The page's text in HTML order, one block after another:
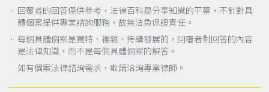
． 回覆者的回答僅供參考，法律百科是分享知識的平臺，不針對具
體個案提供專業諮詢服務，故無法負保證責任。
． 每個具體個案是獨特、複雜、持續發展的，回覆者對回答的內容
是法律知識，而不是每個具體個案的解答。
如有個案法律諮詢需求，敬請洽詢專業律師。